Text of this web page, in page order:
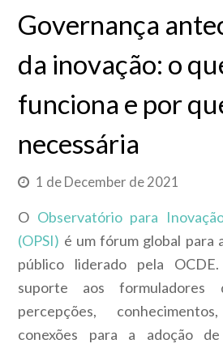
Governança
da inovação: o
funciona e por
necessária
1 de December de 2021
O Observatório para
(OPSI) é um fórum global para
público liderado pela
suporte aos formuladores
percepções,
conexões para a adoção